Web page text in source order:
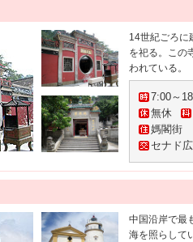
14世紀ごろに
を祀る。この
われている。
7:00～
無休
媽閣街
セナド
中国沿岸で最
海を照らして